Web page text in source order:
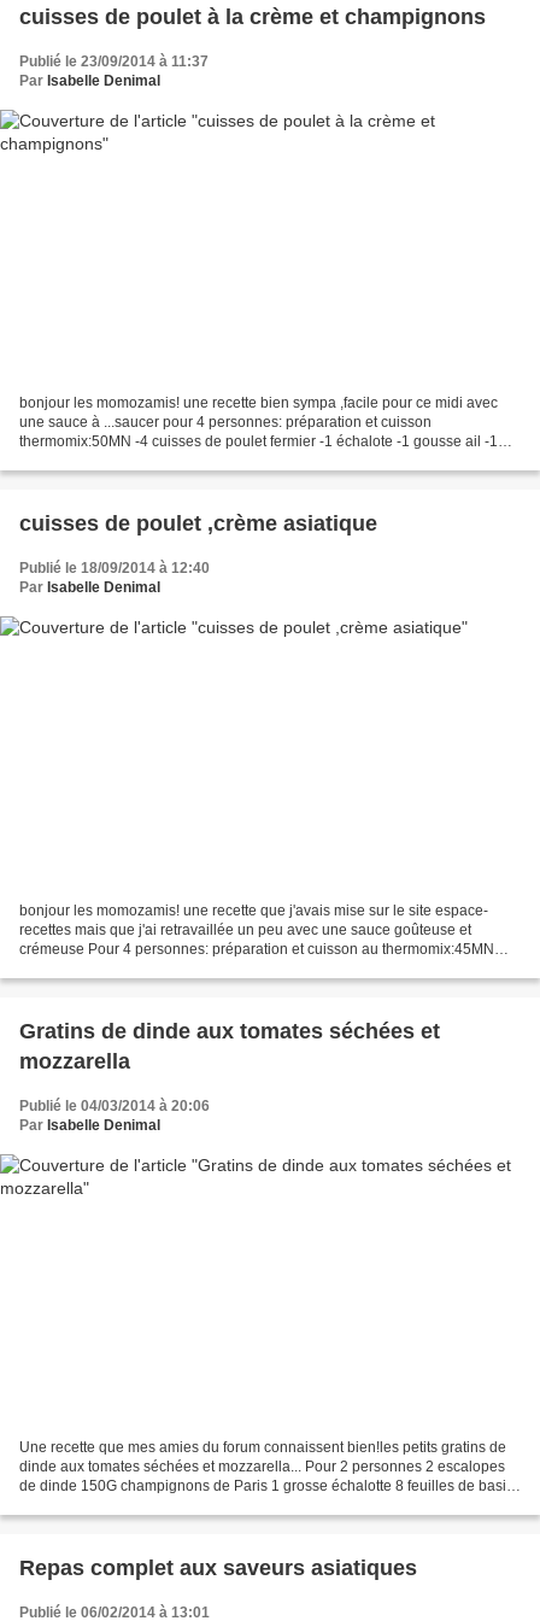
cuisses de poulet à la crème et champignons
Publié le 23/09/2014 à 11:37
Par Isabelle Denimal
bonjour les momozamis! une recette bien sympa ,facile pour ce midi avec
une sauce à ...saucer pour 4 personnes: préparation et cuisson
thermomix:50MN -4 cuisses de poulet fermier -1 échalote -1 gousse ail -1
cuisses de poulet ,crème asiatique
Publié le 18/09/2014 à 12:40
Par Isabelle Denimal
bonjour les momozamis! une recette que j'avais mise sur le site espace-
recettes mais que j'ai retravaillée un peu avec une sauce goûteuse et
crémeuse Pour 4 personnes: préparation et cuisson au thermomix:45MN
Gratins de dinde aux tomates séchées et
mozzarella
Publié le 04/03/2014 à 20:06
Par Isabelle Denimal
Une recette que mes amies du forum connaissent bien!les petits gratins de
dinde aux tomates séchées et mozzarella... Pour 2 personnes 2 escalopes
de dinde 150G champignons de Paris 1 grosse échalotte 8 feuilles de basilic
Repas complet aux saveurs asiatiques
Publié le 06/02/2014 à 13:01